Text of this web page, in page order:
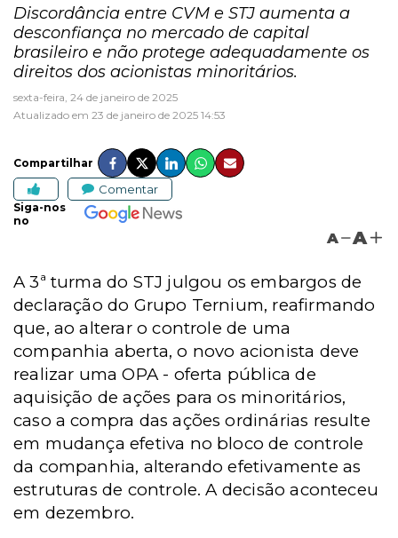
Discordância entre CVM e STJ aumenta a
desconfiança no mercado de capital
brasileiro e não protege adequadamente os
direitos dos acionistas minoritários.
sexta-feira, 24 de janeiro de 2025
Atualizado em 23 de janeiro de 2025 14:53
Compartilhar
Comentar
Siga-nos
no
A A
A 3ª turma do STJ julgou os embargos de
declaração do Grupo Ternium, reafirmando
que, ao alterar o controle de uma
companhia aberta, o novo acionista deve
realizar umaOPA - oferta pública de
aquisição de ações para os minoritários,
caso a compra das ações ordinárias resulte
em mudança efetiva no bloco de controle
da companhia, alterando efetivamente as
estruturas de controle. A decisão aconteceu
em dezembro.